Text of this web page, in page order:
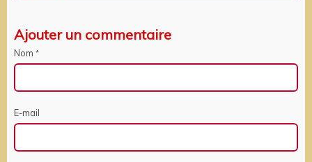
Ajouter un commentaire
Nom
E-mail